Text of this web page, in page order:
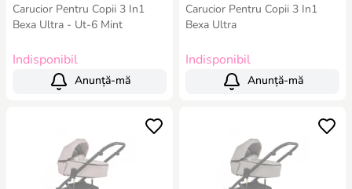
Carucior Pentru Copii 3 In1
Bexa Ultra - Ut-6 Mint
Indisponibil
Anunță-mă
Carucior Pentru Copii 3 In1
Bexa Ultra
Indisponibil
Anunță-mă